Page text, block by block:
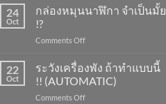
ลาน
ทำ
ไง
?
24
Oct
กล่องหมุนนาฬิกา จำเป็นมั้ย
!?
Comments Offon
หมุน
นาฬิกา
จำเป็น
มั้ย
22
Oct
ระวังเครื่องพัง ถ้าทำแบบนี้
!! (AUTOMATIC)
Comments Offon